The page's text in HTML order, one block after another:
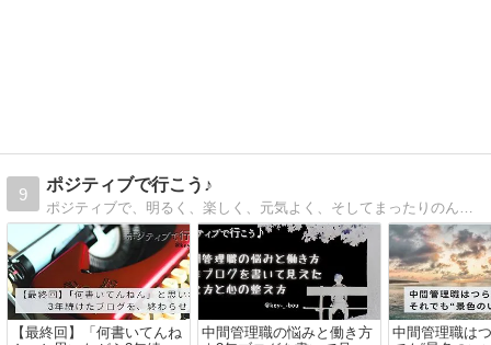
9
ポジティブで行こう♪
【最終回】「何書いてんね
中間管理職の悩みと働き方
中間管理職は